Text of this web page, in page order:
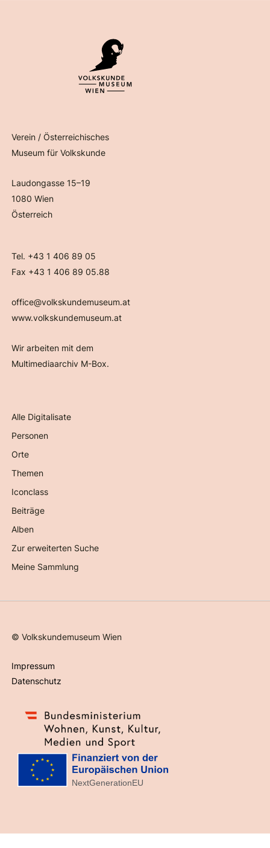
Verein / Österreichisches
Museum für Volkskunde
Laudongasse 15–19
1080 Wien
Österreich
Tel. +43 1 406 89 05
Fax +43 1 406 89 05.88
office@volkskundemuseum.at
www.volkskundemuseum.at
Wir arbeiten mit dem
Multimediaarchiv M-Box.
Alle Digitalisate
Personen
Orte
Themen
Iconclass
Beiträge
Alben
Zur erweiterten Suche
Meine Sammlung
©Volkskundemuseum Wien
Impressum
Datenschutz